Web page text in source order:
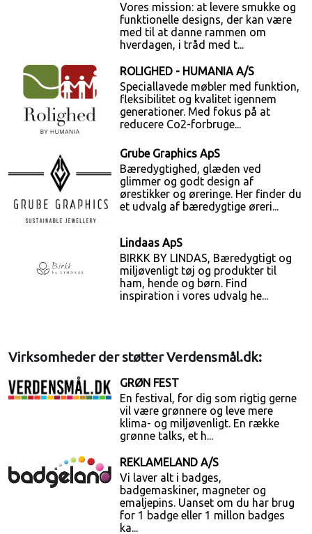
Vores mission: at levere smukke og
funktionelle designs, der kan være
med til at danne rammen om
hverdagen, i tråd med t...
ROLIGHED - HUMANIA A/S
Speciallavede møbler med funktion,
fleksibilitet og kvalitet igennem
generationer. Med fokus på at
reducere Co2-forbruge...
Grube Graphics ApS
Bæredygtighed, glæden ved
glimmer og godt design af
ørestikker og øreringe. Her finder du
et udvalg af bæredygtige øreri...
Lindaas ApS
BIRKK BY LINDAS, Bæredygtigt og
miljøvenligt tøj og produkter til
ham, hende og børn. Find
inspiration i vores udvalg he...
Virksomheder der støtter Verdensmål.dk:
GRØN FEST
En festival, for dig som rigtig gerne
vil være grønnere og leve mere
klima- og miljøvenligt. En række
grønne talks, et h...
REKLAMELAND A/S
Vi laver alt i badges,
badgemaskiner, magneter og
emaljepins. Uanset om du har brug
for 1 badge eller 1 millon badges
ka...